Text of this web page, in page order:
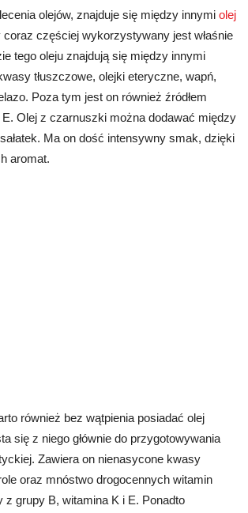
olejów, znajduje się między innymi olej
coraz częściej wykorzystywany jest właśnie
tego oleju znajdują się między innymi
tłuszczowe, olejki eteryczne, wapń,
Poza tym jest on również źródłem
Olej z czarnuszki można dodawać między
Ma on dość intensywny smak, dzięki
aromat.
również bez wątpienia posiadać olej
się z niego głównie do przygotowywania
Zawiera on nienasycone kwasy
oraz mnóstwo drogocennych witamin
z grupy B, witamina K i E. Ponadto